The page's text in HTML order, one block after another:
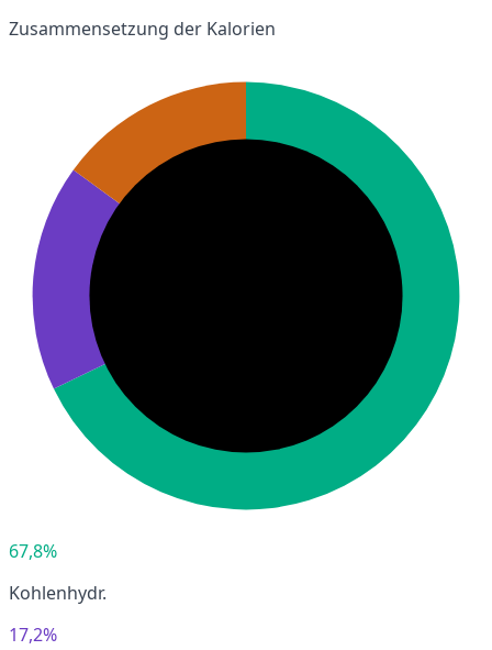
Zusammensetzung der Kalorien
67,8%
Kohlenhydr.
17,2%